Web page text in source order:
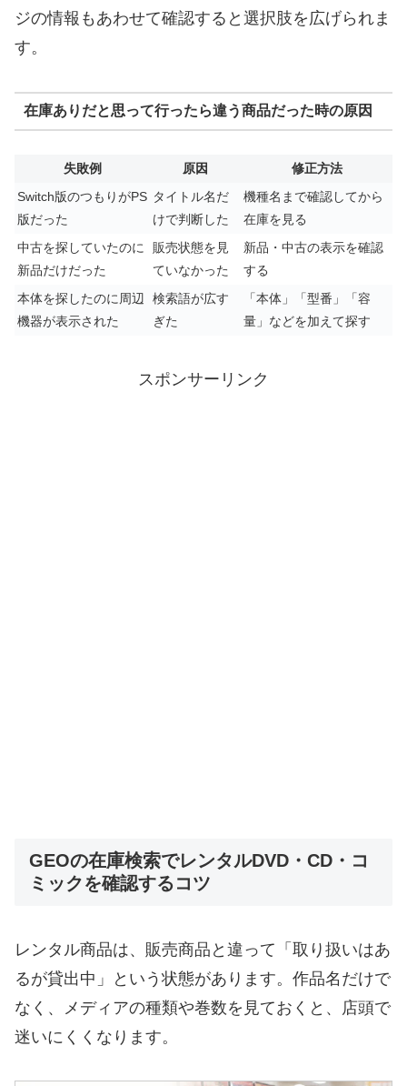
ジの情報もあわせて確認すると選択肢を広げられま
す。
在庫ありだと思って行ったら違う商品だった時の原因
失敗例 原因
修正方法
Switch版のつもりがPS
版だった
タイトル名だ
けで判断した
機種名まで確認してから
在庫を見る
中古を探していたのに
新品だけだった
販売状態を見
ていなかった
新品・中古の表示を確認
する
本体を探したのに周辺
機器が表示された
検索語が広す
ぎた
「本体」「型番」「容
量」などを加えて探す
スポンサーリンク
GEOの在庫検索でレンタルDVD・CD・コ
ミックを確認するコツ
レンタル商品は、販売商品と違って「取り扱いはあ
るが貸出中」という状態があります。作品名だけで
なく、メディアの種類や巻数を見ておくと、店頭で
迷いにくくなります。